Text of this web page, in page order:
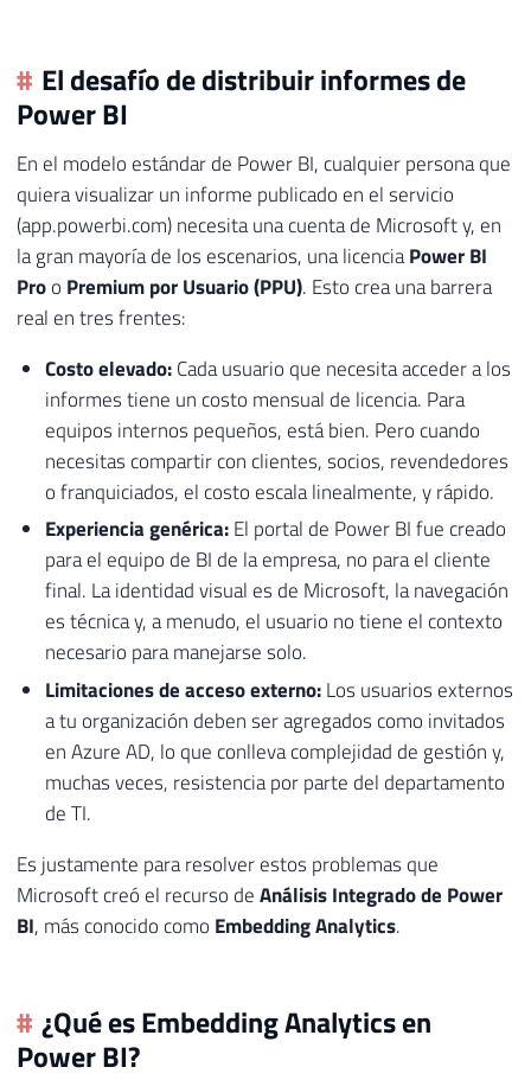
El desafío de distribuir informes de
Power BI
En el modelo estándar de Power BI, cualquier persona que
quiera visualizar un informe publicado en el servicio
(app.powerbi.com) necesita una cuenta de Microsoft y, en
la gran mayoría de los escenarios, una licenciaPower BI
Proo Premium por Usuario (PPU). Esto crea una barrera
real en tres frentes:
Costo elevado:Cada usuario que necesita acceder a los
informes tiene un costo mensual de licencia. Para
equipos internos pequeños, está bien. Pero cuando
necesitas compartir con clientes, socios, revendedores
o franquiciados, el costo escala linealmente, y rápido.
Experiencia genérica:El portal de Power BI fue creado
para el equipo de BI de la empresa, no para el cliente
final. La identidad visual es de Microsoft, la navegación
es técnica y, a menudo, el usuario no tiene el contexto
necesario para manejarse solo.
Limitaciones de acceso externo:Los usuarios externos
a tu organización deben ser agregados como invitados
en Azure AD, lo que conlleva complejidad de gestión y,
muchas veces, resistencia por parte del departamento
de TI.
Es justamente para resolver estos problemas que
Microsoft creó el recurso deAnálisis Integrado de Power
BI, más conocido como Embedding Analytics.
¿Qué es Embedding Analytics en
Power BI?